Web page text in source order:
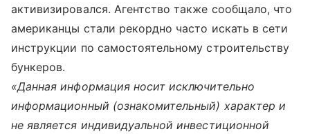
активизировался. Агентство также сообщало, что
американцы стали рекордно часто искать в сети
инструкции по самостоятельному строительству
бункеров.
«Данная информация носит исключительно
информационный (ознакомительный) характер и
не является индивидуальной инвестиционной